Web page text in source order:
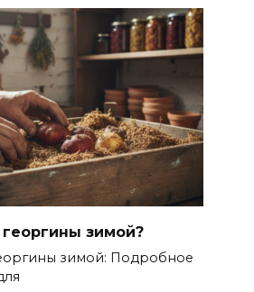
георгины зимой?
зимой: Подробное